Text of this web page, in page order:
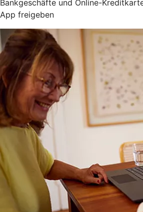
Bankgeschäfte und Online-
App freigeben